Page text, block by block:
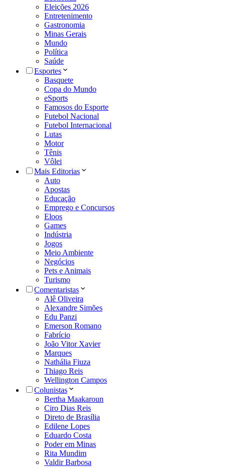
Eleições 2026
Entretenimento
Gastronomia
Minas Gerais
Mundo
Política
Saúde
Esportes
Basquete
Copa do Mundo
eSports
Famosos do Esporte
Futebol Nacional
Futebol Internacional
Lutas
Motor
Tênis
Vôlei
Mais Editorias
Auto
Apostas
Educação
Emprego e Concursos
Eloos
Games
Indústria
Jogos
Meio Ambiente
Negócios
Pets e Animais
Turismo
Comentaristas
Alê Oliveira
Alexandre Simões
Edu Panzi
Emerson Romano
Fabrício
João Vitor Xavier
Marques
Nathália Fiuza
Thiago Reis
Wellington Campos
Colunistas
Bertha Maakaroun
Ciro Dias Reis
Direto de Brasília
Edilene Lopes
Eduardo Costa
Poder em Minas
Rita Mundim
Valdir Barbosa